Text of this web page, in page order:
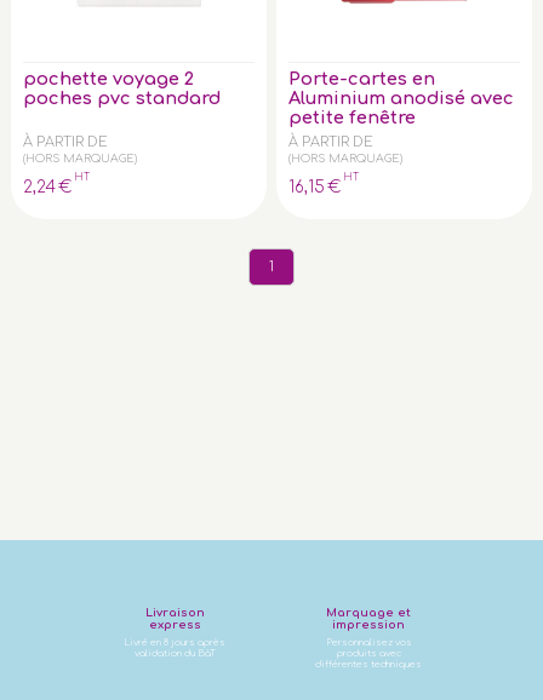
pochette voyage 2
poches pvc standard
À PARTIR DE
(HORS MARQUAGE)
2,24€
HT
Porte-cartes en
Aluminium anodisé avec
petite fenêtre
À PARTIR DE
(HORS MARQUAGE)
16,15 €
HT
1
Livraison
express
Livré en 8 jours après
validation du BàT
Marquage et
impression
Personnalisez vos
produits avec
différentes techniques